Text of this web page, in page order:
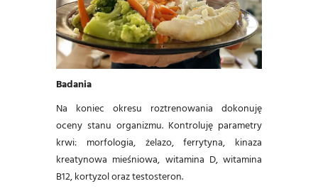
Badania
Na koniec okresu roztrenowania dokonuję
oceny stanu organizmu. Kontroluję parametry
krwi: morfologia, żelazo, ferrytyna, kinaza
kreatynowa mieśniowa, witamina D, witamina
B12, kortyzol oraz testosteron.